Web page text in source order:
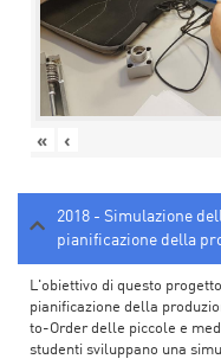
« ‹
2018 - Simulazione
pianificazione della
L'obiettivo di questo
pianificazione della
to-Order delle piccole e
studenti sviluppano una